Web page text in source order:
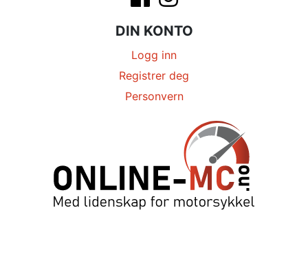
DIN KONTO
Logg inn
Registrer deg
Personvern